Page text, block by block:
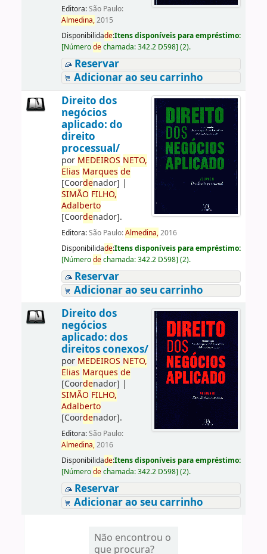
Editora:São Paulo:
Almedina,2015
Disponibilidade:Itens disponíveis para empréstimo:
[Númerodechamada:342.2 D598] (2).
Reservar
Adicionar ao seu carrinho
Direito dos
negócios
aplicado: do
direito
processual/
por MEDEIROS NETO,
Elias Marques de
[Coordenador] |
SIMÃO FILHO,
Adalberto
[Coordenador].
Editora:São Paulo:Almedina,2016
Disponibilidade:Itens disponíveis para empréstimo:
[Númerodechamada:342.2 D598] (2).
Reservar
Adicionar ao seu carrinho
Direito dos
negócios
aplicado: dos
direitos conexos/
por MEDEIROS NETO,
Elias Marques de
[Coordenador] |
SIMÃO FILHO,
Adalberto
[Coordenador].
Editora:São Paulo:
Almedina,2016
Disponibilidade:Itens disponíveis para empréstimo:
[Númerodechamada:342.2 D598] (2).
Reservar
Adicionar ao seu carrinho
Não encontrou o
que procura?